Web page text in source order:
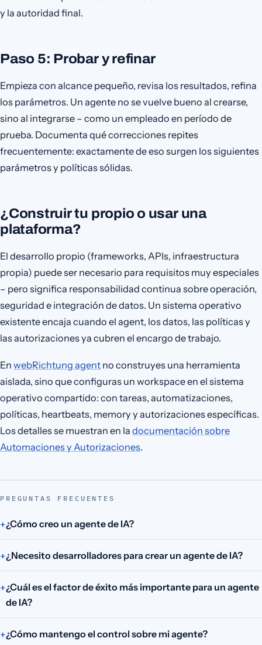
y la autoridad final.
Paso 5: Probar y refinar
Empieza con alcance pequeño, revisa los resultados, refina
los parámetros. Un agente no se vuelve bueno al crearse,
sino al integrarse – como un empleado en período de
prueba. Documenta qué correcciones repites
frecuentemente: exactamente de eso surgen los siguientes
parámetros y políticas sólidas.
¿Construir tu propio o usar una
plataforma?
El desarrollo propio (frameworks, APIs, infraestructura
propia) puede ser necesario para requisitos muy especiales
– pero significa responsabilidad continua sobre operación,
seguridad e integración de datos. Un sistema operativo
existente encaja cuando el agent, los datos, las políticas y
las autorizaciones ya cubren el encargo de trabajo.
En webRichtung agent no construyes una herramienta
aislada, sino que configuras un workspace en el sistema
operativo compartido: con tareas, automatizaciones,
políticas, heartbeats, memory y autorizaciones específicas.
Los detalles se muestran en la documentación sobre
Automaciones y Autorizaciones.
PREGUNTAS FRECUENTES
¿Cómo creo un agente de IA?
¿Necesito desarrolladores para crear un agente de IA?
¿Cuál es el factor de éxito más importante para un agente
de IA?
¿Cómo mantengo el control sobre mi agente?